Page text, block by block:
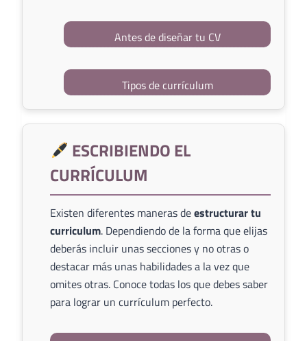
Antes de diseñar tu CV
Tipos de currículum
ESCRIBIENDO EL
CURRÍCULUM
Existen diferentes maneras deestructurar tu
curriculum. Dependiendo de la forma que elijas
deberás incluir unas secciones y no otras o
destacar más unas habilidades a la vez que
omites otras. Conoce todas los que debes saber
para lograr un currículum perfecto.